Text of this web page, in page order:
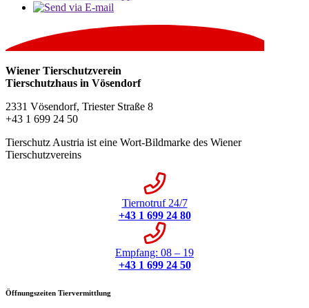
Wiener Tierschutzverein
Tierschutzhaus in Vösendorf
2331 Vösendorf, Triester Straße 8
+43 1 699 24 50
Tierschutz Austria ist eine Wort-Bildmarke des Wiener
Tierschutzvereins
Tiernotruf 24/7
+43 1 699 24 80
Empfang: 08 – 19
+43 1 699 24 50
Öffnungszeiten Tiervermittlung